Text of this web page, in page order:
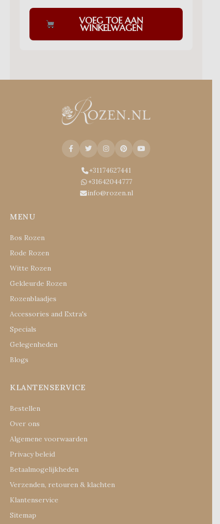
VOEG TOE AAN
WINKELWAGEN
+31174627441
+31642044777
info@rozen.nl
MENU
Bos Rozen
Rode Rozen
Witte Rozen
Gekleurde Rozen
Rozenblaadjes
Accessories and Extra's
Specials
Gelegenheden
Blogs
KLANTENSERVICE
Bestellen
Over ons
Algemene voorwaarden
Privacy beleid
Betaalmogelijkheden
Verzenden, retouren & klachten
Klantenservice
Sitemap